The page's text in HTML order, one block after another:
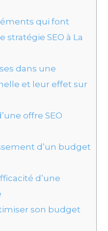
qui font
stratégie SEO à La
dans une
et leur effet sur
offre SEO
d’un budget
d’une
son budget